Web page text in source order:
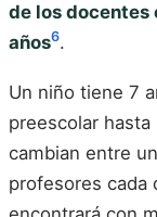
de los docentes
años6.
Un niño tiene 7
preescolar
cambian entre
profesores cada